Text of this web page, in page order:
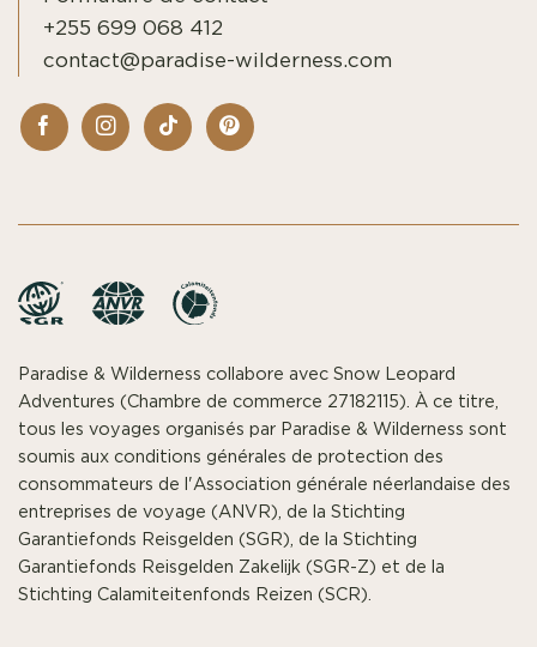
+255 699 068 412
contact@paradise-wilderness.com
Paradise & Wilderness collabore avec Snow Leopard
Adventures (Chambre de commerce 27182115). À ce titre,
tous les voyages organisés par Paradise & Wilderness sont
soumis aux conditions générales de protection des
consommateurs de l'Association générale néerlandaise des
entreprises de voyage (ANVR), de la Stichting
Garantiefonds Reisgelden (SGR), de la Stichting
Garantiefonds Reisgelden Zakelijk (SGR-Z) et de la
Stichting Calamiteitenfonds Reizen (SCR).